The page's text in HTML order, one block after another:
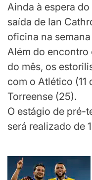
Ainda à espera
saída de Ian
oficina na
Além do
do mês, os
com o Atlético
Torreense (25).
O estágio de pré-
será realizado de